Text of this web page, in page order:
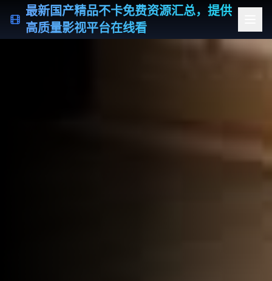
最新国产精品不卡免费资源汇总，提供
高质量影视平台在线看